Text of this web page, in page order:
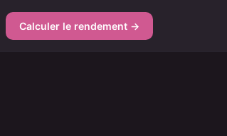
Calculer le rendement →